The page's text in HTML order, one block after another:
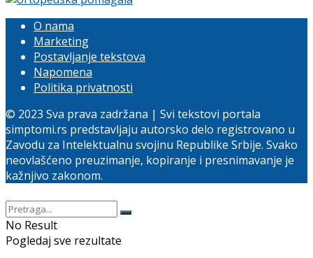
O nama
Marketing
Postavljanje tekstova
Napomena
Politika privatnosti
© 2023 Sva prava zadržana | Svi tekstovi portala
simptomi.rs predstavljaju autorsko delo registrovano u
Zavodu za Intelektualnu svojinu Republike Srbije. Svako
neovlašćeno preuzimanje, kopiranje i presnimavanje je
kažnjivo zakonom.
No Result
Pogledaj sve rezultate